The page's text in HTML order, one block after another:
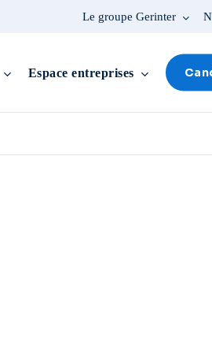
Le groupe Gerinter
Espace entreprises